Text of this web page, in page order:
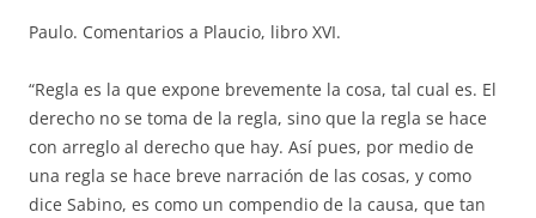
Paulo. Comentarios a Plaucio, libro XVI.
“Regla es la que expone brevemente la cosa, tal cual es. El
derecho no se toma de la regla, sino que la regla se hace
con arreglo al derecho que hay. Así pues, por medio de
una regla se hace breve narración de las co­sas, y como
dice Sabino, es como un compendio de la causa, que tan